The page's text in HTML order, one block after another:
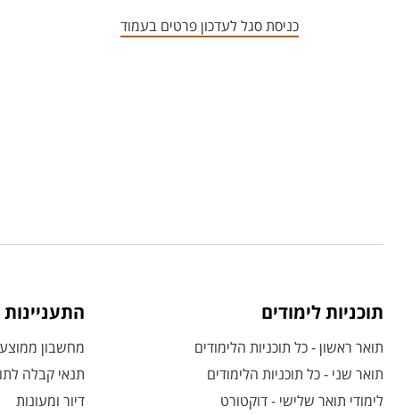
כניסת סגל לעדכון פרטים בעמוד
תוכניות לימודים
תואר ראשון - כל תוכניות הלימודים
תואר שני - כל תוכניות הלימודים
לימודי תואר שלישי - דוקטורט
מחשבון
תנאי קבלה
דיור ומעונות